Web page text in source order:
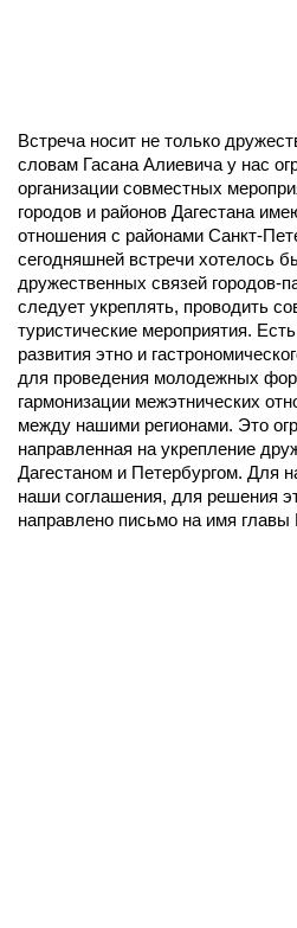
Встреча носит не только
словам Гасана Алиевича у нас
организации совместных
городов и районов Дагестана
отношения с районами Санкт-
сегодняшней встречи хотелось
дружественных связей городов-
следует укреплять, проводить
туристические мероприятия.
развития этно и
для проведения молодежных
гармонизации межэтнических
между нашими регионами. Это
направленная на укрепление
Дагестаном и Петербургом. Для
наши соглашения, для решения
направлено письмо на имя